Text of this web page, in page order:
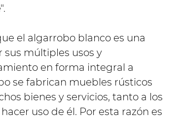
el algarrobo blanco es una
múltiples usos y
en forma integral a
se fabrican muebles rústicos
bienes y servicios, tanto a los
uso de él. Por esta razón es